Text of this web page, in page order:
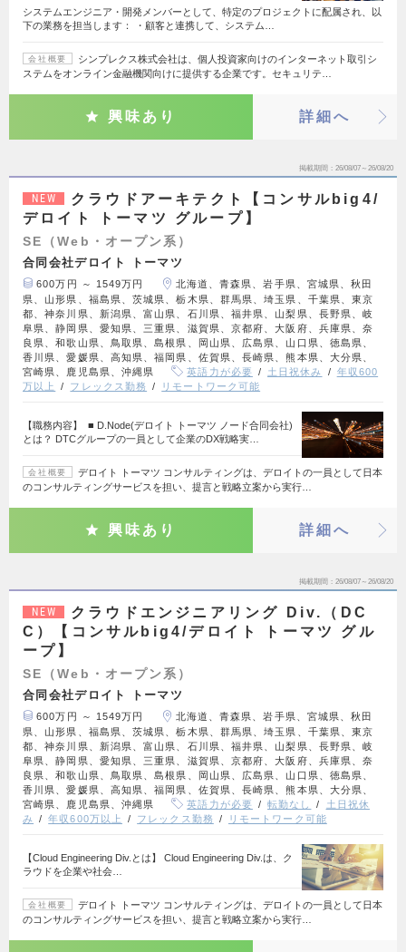
システムエンジニア・開発メンバーとして、特定のプロジェクトに配属され、以
下の業務を担当します： ・顧客と連携して、システム…
会社概要
シンプレクス株式会社は、個人投資家向けのインターネット取引シ
ステムをオンライン金融機関向けに提供する企業です。セキュリテ…
興味あり 詳細へ
掲載期間 26/08/07～26/08/20
NEW
クラウドアーキテクト【コンサルbig4/
デロイト トーマツ グループ】
SE（Web・オープン系）
合同会社デロイト トーマツ
600万円 ～ 1549万円
北海道、青森県、岩手県、宮城県、秋田
県、山形県、福島県、茨城県、栃木県、群馬県、埼玉県、千葉県、東京
都、神奈川県、新潟県、富山県、石川県、福井県、山梨県、長野県、岐
阜県、静岡県、愛知県、三重県、滋賀県、京都府、大阪府、兵庫県、奈
良県、和歌山県、鳥取県、島根県、岡山県、広島県、山口県、徳島県、
香川県、愛媛県、高知県、福岡県、佐賀県、長崎県、熊本県、大分県、
宮崎県、鹿児島県、沖縄県
英語力が必要 土日祝休み
年収600
万以上
フレックス勤務 リモートワーク可能
【職務内容】 ■ D.Node(デロイト トーマツ ノード合同会社)
とは？ DTCグループの一員として企業のDX戦略実…
会社概要
デロイト トーマツ コンサルティングは、デロイトの一員として日本
のコンサルティングサービスを担い、提言と戦略立案から実行…
興味あり 詳細へ
掲載期間 26/08/07～26/08/20
NEW
クラウドエンジニアリング Div.（DC
C）【コンサルbig4/デロイト トーマツ グル
ープ】
SE（Web・オープン系）
合同会社デロイト トーマツ
600万円 ～ 1549万円
北海道、青森県、岩手県、宮城県、秋田
県、山形県、福島県、茨城県、栃木県、群馬県、埼玉県、千葉県、東京
都、神奈川県、新潟県、富山県、石川県、福井県、山梨県、長野県、岐
阜県、静岡県、愛知県、三重県、滋賀県、京都府、大阪府、兵庫県、奈
良県、和歌山県、鳥取県、島根県、岡山県、広島県、山口県、徳島県、
香川県、愛媛県、高知県、福岡県、佐賀県、長崎県、熊本県、大分県、
宮崎県、鹿児島県、沖縄県
英語力が必要 転勤なし
土日祝休
み
年収600万以上 フレックス勤務 リモートワーク可能
【Cloud Engineering Div.とは】 Cloud Engineering Div.は、ク
ラウドを企業や社会…
会社概要
デロイト トーマツ コンサルティングは、デロイトの一員として日本
のコンサルティングサービスを担い、提言と戦略立案から実行…